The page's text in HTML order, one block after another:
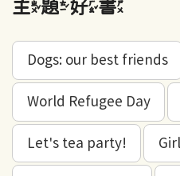
主題好書
Dogs: our best friends
World Refugee Day
Let's tea party!